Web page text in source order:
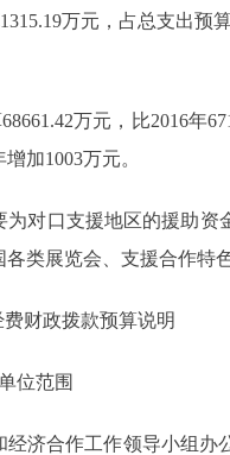
万元，占总支出预算
万元，比2016年
加1003万元。
口支援地区的援助资
各类展览会、支援合作特
财政拨款预算说明
位范围
合作工作领导小组办